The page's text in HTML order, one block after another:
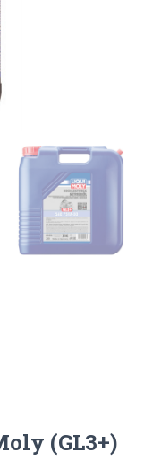
(GL3+)